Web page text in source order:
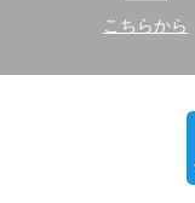
こちらから